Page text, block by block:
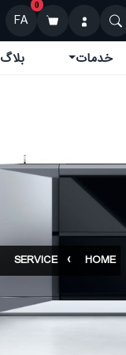
0
FA
خدمات بلاگ
HOME
SERVICE